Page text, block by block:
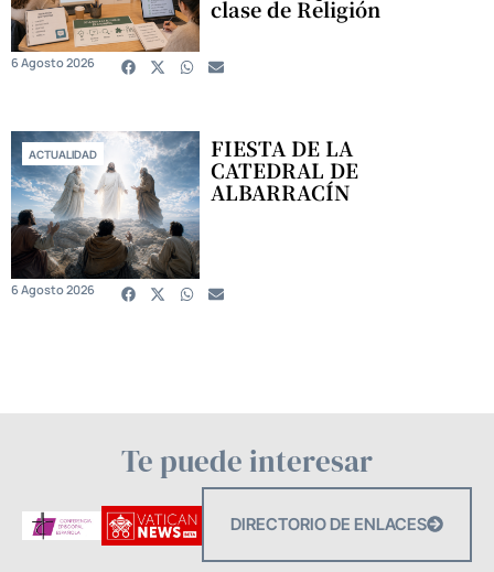
clase de Religión
6 Agosto 2026
ACTUALIDAD FIESTA DE LA
CATEDRAL DE
ALBARRACÍN
6 Agosto 2026
Te puede interesar
DIRECTORIO DE ENLACES